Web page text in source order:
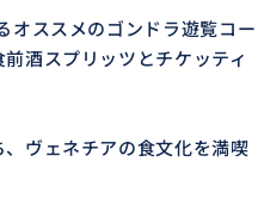
オススメのゴンドラ遊覧コー
酒スプリッツとチケッティ
ヴェネチアの食文化を満喫